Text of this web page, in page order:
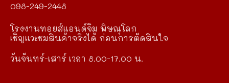
098-249-2448
โรงงานทอยส์แอนด์จิม พิษณุโลก
เชิญแวะชมสินค้าจริงได้ ก่อนการตัดสินใจ
วันจันทร์-เสาร์ เวลา 8.00-17.00 น.